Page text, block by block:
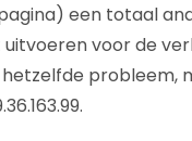
een totaal
voor de
hetzelfde probleem,